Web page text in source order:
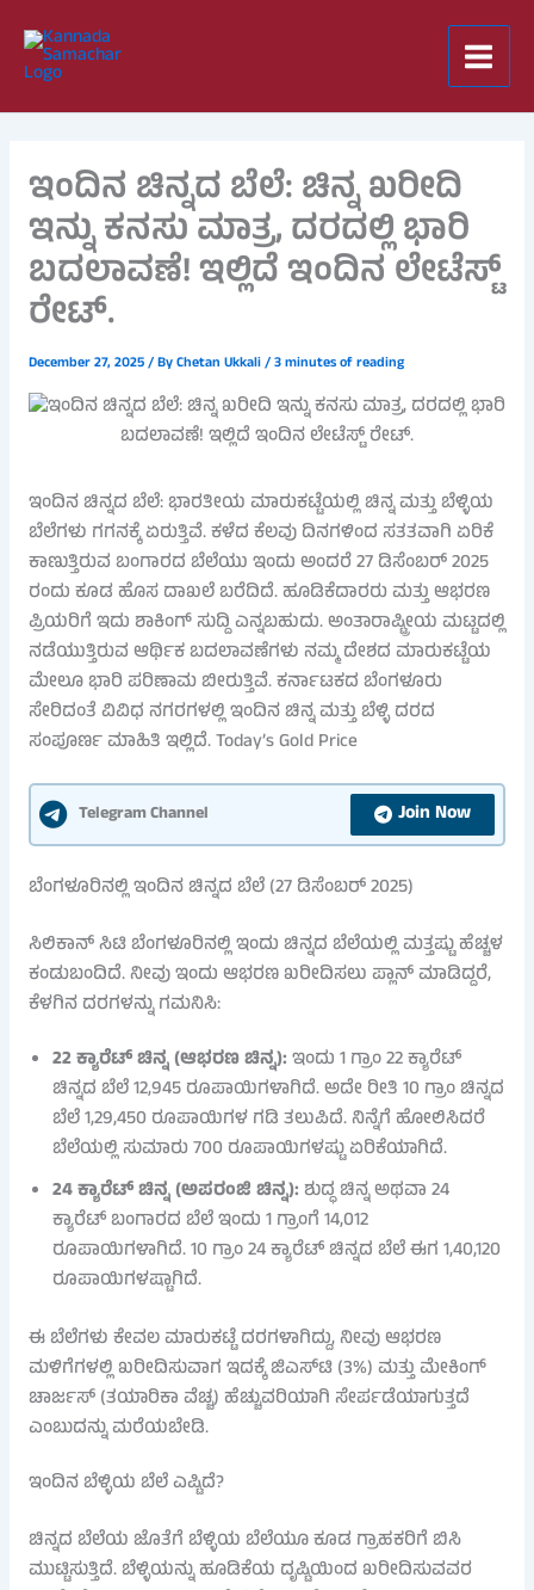
content
ಇಂದಿನ ಚಿನ್ನದ ಬೆಲೆ: ಚಿನ್ನ ಖರೀದಿ
ಇನ್ನು ಕನಸು ಮಾತ್ರ, ದರದಲ್ಲಿ ಭಾರಿ
ಬದಲಾವಣೆ! ಇಲ್ಲಿದೆ ಇಂದಿನ ಲೇಟೆಸ್ಟ್
ರೇಟ್.
December 27, 2025/ ByChetan Ukkali/3 minutes of reading
ಇಂದಿನ ಚಿನ್ನದ ಬೆಲೆ: ಭಾರತೀಯ ಮಾರುಕಟ್ಟೆಯಲ್ಲಿ ಚಿನ್ನ ಮತ್ತು ಬೆಳ್ಳಿಯ
ಬೆಲೆಗಳು ಗಗನಕ್ಕೆ ಏರುತ್ತಿವೆ. ಕಳೆದ ಕೆಲವು ದಿನಗಳಿಂದ ಸತತವಾಗಿ ಏರಿಕೆ
ಕಾಣುತ್ತಿರುವ ಬಂಗಾರದ ಬೆಲೆಯು ಇಂದು ಅಂದರೆ 27 ಡಿಸೆಂಬರ್ 2025
ರಂದು ಕೂಡ ಹೊಸ ದಾಖಲೆ ಬರೆದಿದೆ. ಹೂಡಿಕೆದಾರರು ಮತ್ತು ಆಭರಣ
ಪ್ರಿಯರಿಗೆ ಇದು ಶಾಕಿಂಗ್ ಸುದ್ದಿ ಎನ್ನಬಹುದು. ಅಂತಾರಾಷ್ಟ್ರೀಯ ಮಟ್ಟದಲ್ಲಿ
ನಡೆಯುತ್ತಿರುವ ಆರ್ಥಿಕ ಬದಲಾವಣೆಗಳು ನಮ್ಮ ದೇಶದ ಮಾರುಕಟ್ಟೆಯ
ಮೇಲೂ ಭಾರಿ ಪರಿಣಾಮ ಬೀರುತ್ತಿವೆ. ಕರ್ನಾಟಕದ ಬೆಂಗಳೂರು
ಸೇರಿದಂತೆ ವಿವಿಧ ನಗರಗಳಲ್ಲಿ ಇಂದಿನ ಚಿನ್ನ ಮತ್ತು ಬೆಳ್ಳಿ ದರದ
ಸಂಪೂರ್ಣ ಮಾಹಿತಿ ಇಲ್ಲಿದೆ. Today’s Gold Price
Telegram Channel Join Now
ಬೆಂಗಳೂರಿನಲ್ಲಿ ಇಂದಿನ ಚಿನ್ನದ ಬೆಲೆ (27 ಡಿಸೆಂಬರ್ 2025)
ಸಿಲಿಕಾನ್ ಸಿಟಿ ಬೆಂಗಳೂರಿನಲ್ಲಿ ಇಂದು ಚಿನ್ನದ ಬೆಲೆಯಲ್ಲಿ ಮತ್ತಷ್ಟು ಹೆಚ್ಚಳ
ಕಂಡುಬಂದಿದೆ. ನೀವು ಇಂದು ಆಭರಣ ಖರೀದಿಸಲು ಪ್ಲಾನ್ ಮಾಡಿದ್ದರೆ,
ಕೆಳಗಿನ ದರಗಳನ್ನು ಗಮನಿಸಿ:
22 ಕ್ಯಾರೆಟ್ ಚಿನ್ನ (ಆಭರಣ ಚಿನ್ನ):ಇಂದು 1 ಗ್ರಾಂ 22 ಕ್ಯಾರೆಟ್
ಚಿನ್ನದ ಬೆಲೆ 12,945 ರೂಪಾಯಿಗಳಾಗಿದೆ. ಅದೇ ರೀತಿ 10 ಗ್ರಾಂ ಚಿನ್ನದ
ಬೆಲೆ 1,29,450 ರೂಪಾಯಿಗಳ ಗಡಿ ತಲುಪಿದೆ. ನಿನ್ನೆಗೆ ಹೋಲಿಸಿದರೆ
ಬೆಲೆಯಲ್ಲಿ ಸುಮಾರು 700 ರೂಪಾಯಿಗಳಷ್ಟು ಏರಿಕೆಯಾಗಿದೆ.
24 ಕ್ಯಾರೆಟ್ ಚಿನ್ನ (ಅಪರಂಜಿ ಚಿನ್ನ):ಶುದ್ಧ ಚಿನ್ನ ಅಥವಾ 24
ಕ್ಯಾರೆಟ್ ಬಂಗಾರದ ಬೆಲೆ ಇಂದು 1 ಗ್ರಾಂಗೆ 14,012
ರೂಪಾಯಿಗಳಾಗಿದೆ. 10 ಗ್ರಾಂ 24 ಕ್ಯಾರೆಟ್ ಚಿನ್ನದ ಬೆಲೆ ಈಗ 1,40,120
ರೂಪಾಯಿಗಳಷ್ಟಾಗಿದೆ.
ಈ ಬೆಲೆಗಳು ಕೇವಲ ಮಾರುಕಟ್ಟೆ ದರಗಳಾಗಿದ್ದು, ನೀವು ಆಭರಣ
ಮಳಿಗೆಗಳಲ್ಲಿ ಖರೀದಿಸುವಾಗ ಇದಕ್ಕೆ ಜಿಎಸ್‌ಟಿ (3%) ಮತ್ತು ಮೇಕಿಂಗ್
ಚಾರ್ಜಸ್ (ತಯಾರಿಕಾ ವೆಚ್ಚ) ಹೆಚ್ಚುವರಿಯಾಗಿ ಸೇರ್ಪಡೆಯಾಗುತ್ತದೆ
ಎಂಬುದನ್ನು ಮರೆಯಬೇಡಿ.
ಇಂದಿನ ಬೆಳ್ಳಿಯ ಬೆಲೆ ಎಷ್ಟಿದೆ?
ಚಿನ್ನದ ಬೆಲೆಯ ಜೊತೆಗೆ ಬೆಳ್ಳಿಯ ಬೆಲೆಯೂ ಕೂಡ ಗ್ರಾಹಕರಿಗೆ ಬಿಸಿ
ಮುಟ್ಟಿಸುತ್ತಿದೆ. ಬೆಳ್ಳಿಯನ್ನು ಹೂಡಿಕೆಯ ದೃಷ್ಟಿಯಿಂದ ಖರೀದಿಸುವವರ